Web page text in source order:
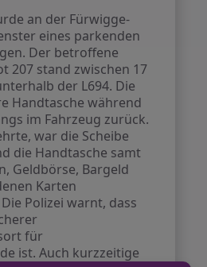
an der Fürwigge-
eines parkenden
Der betroffene
207 stand zwischen 17
der L694. Die
Handtasche während
im Fahrzeug zurück.
war die Scheibe
die Handtasche samt
Geldbörse, Bargeld
Karten
Polizei warnt, dass
für
ist. Auch kurzzeitige